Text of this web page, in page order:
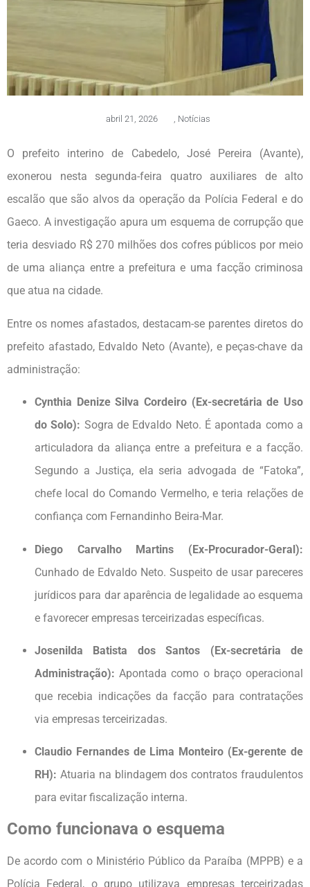
abril 21, 2026 , Notícias
O prefeito interino de Cabedelo, José Pereira (Avante),
exonerou nesta segunda-feira quatro auxiliares de alto
escalão que são alvos da operação da Polícia Federal e do
Gaeco. A investigação apura um esquema de corrupção que
teria desviado R$ 270 milhões dos cofres públicos por meio
de uma aliança entre a prefeitura e uma facção criminosa
que atua na cidade.
Entre os nomes afastados, destacam-se parentes diretos do
prefeito afastado, Edvaldo Neto (Avante), e peças-chave da
administração:
Cynthia Denize Silva Cordeiro (Ex-secretária de Uso
do Solo): Sogra de Edvaldo Neto. É apontada como a
articuladora da aliança entre a prefeitura e a facção.
Segundo a Justiça, ela seria advogada de “Fatoka”,
chefe local do Comando Vermelho, e teria relações de
confiança com Fernandinho Beira-Mar.
Diego Carvalho Martins (Ex-Procurador-Geral):
Cunhado de Edvaldo Neto. Suspeito de usar pareceres
jurídicos para dar aparência de legalidade ao esquema
e favorecer empresas terceirizadas específicas.
Josenilda Batista dos Santos (Ex-secretária de
Administração): Apontada como o braço operacional
que recebia indicações da facção para contratações
via empresas terceirizadas.
Claudio Fernandes de Lima Monteiro (Ex-gerente de
RH): Atuaria na blindagem dos contratos fraudulentos
para evitar fiscalização interna.
Como funcionava o esquema
De acordo com o Ministério Público da Paraíba (MPPB) e a
Polícia Federal, o grupo utilizava empresas terceirizadas